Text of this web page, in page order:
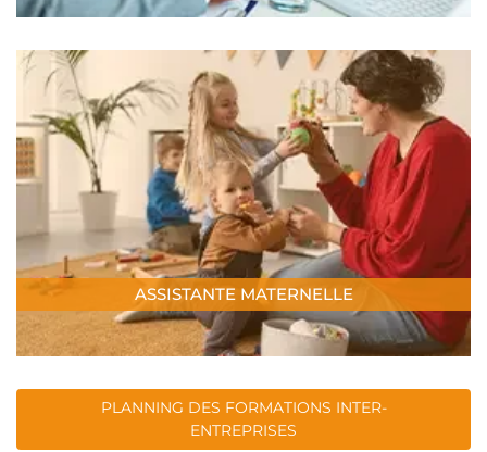
ASSISTANTE MATERNELLE
PLANNING DES FORMATIONS INTER-
ENTREPRISES